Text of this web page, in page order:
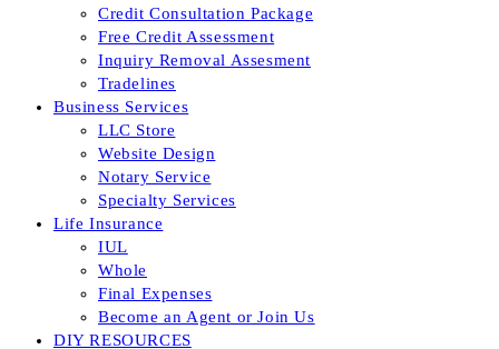
Credit Consultation Package
Free Credit Assessment
Inquiry Removal Assesment
Tradelines
Business Services
LLC Store
Website Design
Notary Service
Specialty Services
Life Insurance
IUL
Whole
Final Expenses
Become an Agent or Join Us
DIY RESOURCES